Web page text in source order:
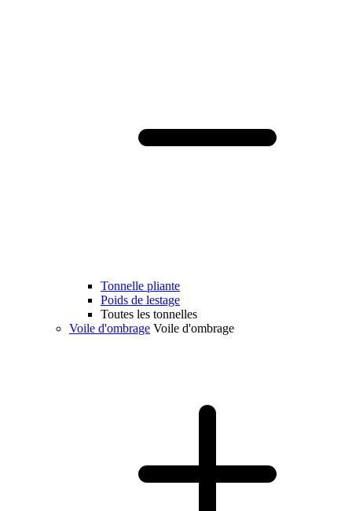
Tonnelle pliante
Poids de lestage
Toutes les tonnelles
Voile d'ombrage Voile d'ombrage